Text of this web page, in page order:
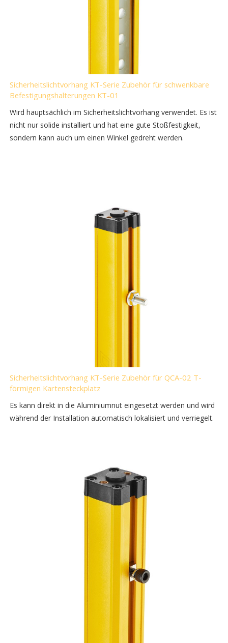
Sicherheitslichtvorhang KT-Serie Zubehör für schwenkbare
Befestigungshalterungen KT-01
Wird hauptsächlich im Sicherheitslichtvorhang verwendet. Es ist
nicht nur solide installiert und hat eine gute Stoßfestigkeit,
sondern kann auch um einen Winkel gedreht werden.
Sicherheitslichtvorhang KT-Serie Zubehör für QCA-02 T-
förmigen Kartensteckplatz
Es kann direkt in die Aluminiumnut eingesetzt werden und wird
während der Installation automatisch lokalisiert und verriegelt.